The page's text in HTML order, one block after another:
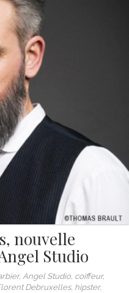
nouvelle
Studio
Angel Studio, coiffeur,
Debruxelles, hipster,